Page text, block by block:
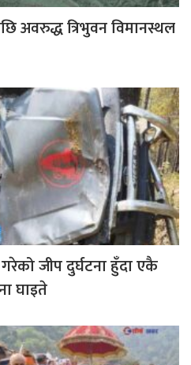
अवरुद्ध त्रिभुवन विमानस्थल
जीप दुर्घटना हुँदा एकै
घाइते